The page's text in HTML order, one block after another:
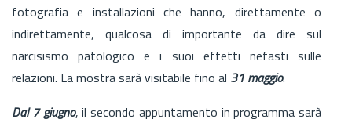
fotografia e installazioni che hanno, direttamente o
indirettamente, qualcosa di importante da dire sul
narcisismo patologico e i suoi effetti nefasti sulle
relazioni. La mostra sarà visitabile fino al 31 maggio.
Dal 7 giugno, il secondo appuntamento in programma sarà